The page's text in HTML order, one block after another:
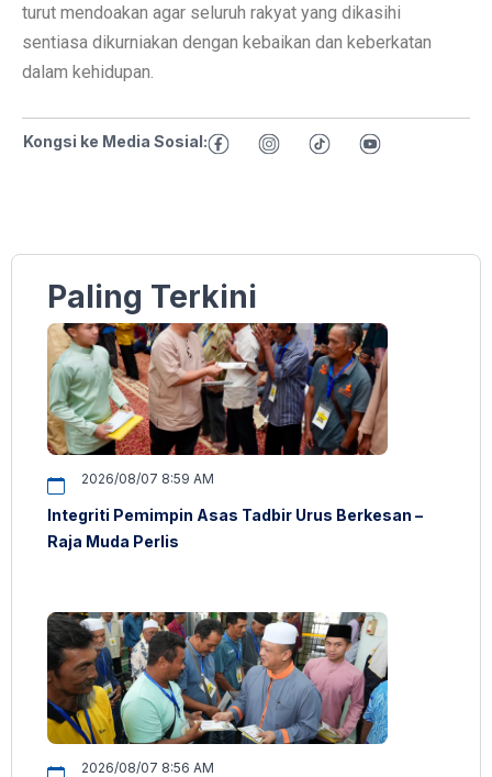
turut mendoakan agar seluruh rakyat yang dikasihi
sentiasa dikurniakan dengan kebaikan dan keberkatan
dalam kehidupan.
Kongsi ke Media Sosial:
Paling Terkini
2026/08/07 8:59 AM
Integriti Pemimpin Asas Tadbir Urus Berkesan –
Raja Muda Perlis
2026/08/07 8:56 AM